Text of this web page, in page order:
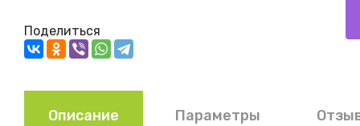
Поделиться
Описание Параметры